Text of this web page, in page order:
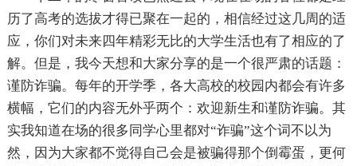
历了高考的选拔才得已聚在一起的，相信经过这几周的适
应，你们对未来四年精彩无比的大学生活也有了相应的了
解。但是，我今天想和大家分享的是一个很严肃的话题：
谨防诈骗。每年的开学季，各大高校的校园内都会有许多
横幅，它们的内容无外乎两个：欢迎新生和谨防诈骗。其
实我知道在场的很多同学心里都对“诈骗”这个词不以为
然，因为大家都不觉得自己会是被骗得那个倒霉蛋，更何